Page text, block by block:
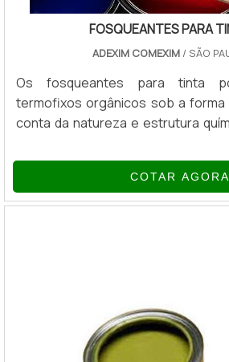
FOSQUEANTES PARA
ADEXIM COMEXIM / SÃO
Os fosqueantes para tinta
termofixos orgânicos sob a forma
conta da natureza e estrutura
aditivo único ou como um
suplementar numa
revestimento.VANTAGENS DO
COTAR AGORA